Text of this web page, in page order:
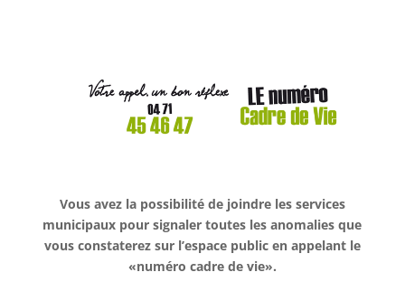
Vous avez la possibilité de joindre les services
municipaux pour signaler toutes les anomalies que
vous constaterez sur l’espace public en appelant le
«numéro cadre de vie».